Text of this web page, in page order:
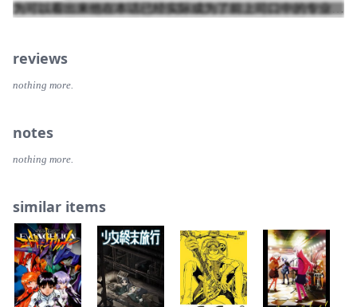
为可以看出来他在本话已经实际成为了前上司口中的专业人
样的表现就好像突然开窍了突然想通了，缺乏过渡，就像临
目前为止最好的一话；第3第4话竟然是倒序，这种安排对光
艾伦这边，有点意思；第1话冲突还是抛得不错的
reviews
nothing more.
notes
nothing more.
similar items